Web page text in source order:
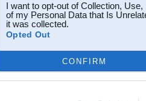
I want to opt-out of Collection,
of my Personal Data that Is
it was collected.
Opted Out
CONFIRM